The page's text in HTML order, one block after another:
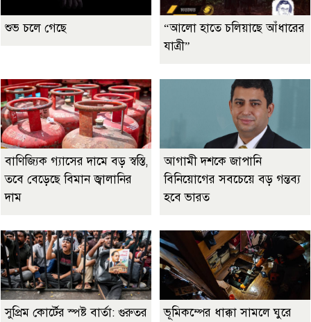
শুভ চলে গেছে
“আলো হাতে চলিয়াছে আঁধারের
যাত্রী”
বাণিজ্যিক গ্যাসের দামে বড় স্বস্তি,
তবে বেড়েছে বিমান জ্বালানির
দাম
আগামী দশকে জাপানি
বিনিয়োগের সবচেয়ে বড় গন্তব্য
হবে ভারত
সুপ্রিম কোর্টের স্পষ্ট বার্তা: গুরুতর
ভূমিকম্পের ধাক্কা সামলে ঘুরে